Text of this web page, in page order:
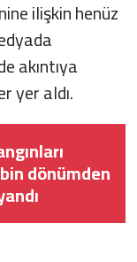
ilişkin henüz
akıntıya
yer aldı.
dönümden